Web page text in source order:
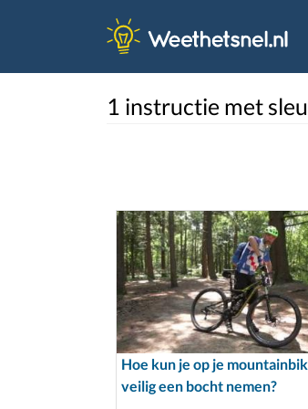
1 instructie met
Hoe kun je op je
veilig een bocht nemen?